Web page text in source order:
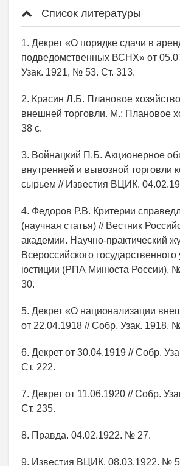
Список литературы
1. Декрет «О порядке сдачи в
подведомственных ВСНХ» от
Узак. 1921, № 53. Ст. 313.
2. Красин Л.Б. Плановое
внешней торговли. М.: Плановое
38 с.
3. Войнацкий П.Б. Акционерное
внутренней и вывозной торговли
сырьем // Известия ВЦИК.
4. Федоров Р.В. Критерии
(научная статья) // Вестник
академии. Научно-практический
Всероссийского государственного
юстиции (РПА Минюста России).
30.
5. Декрет «О национализации
от 22.04.1918 // Собр. Узак. 1918.
6. Декрет от 30.04.1919 // Собр.
Ст. 222.
7. Декрет от 11.06.1920 // Собр.
Ст. 235.
8. Правда. 04.02.1922. № 27.
9. Известия ВЦИК. 08.03.1922. №